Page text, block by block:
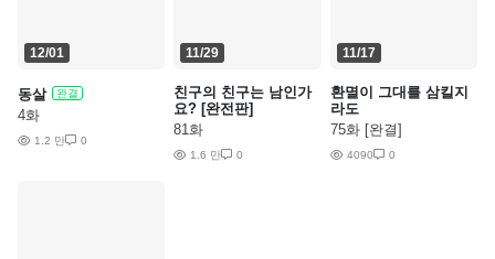
12/01
동살 완결
4화
1.2 만 0
11/29
친구의 친구는 남인가
요? [완전판]
81화
1.6 만 0
11/17
환멸이 그대를 삼킬지
라도
75화 [완결]
4090 0